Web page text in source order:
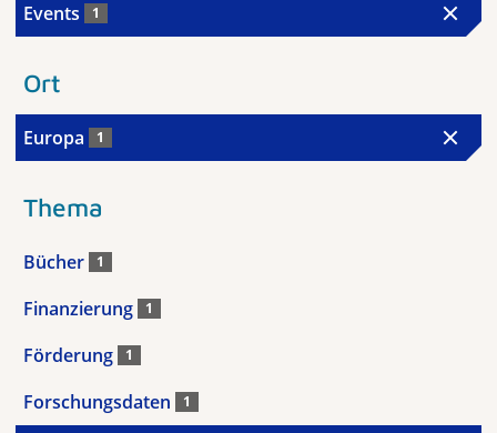
Events 1
Ort
Europa 1
Thema
Bücher 1
Finanzierung 1
Förderung 1
Forschungsdaten 1